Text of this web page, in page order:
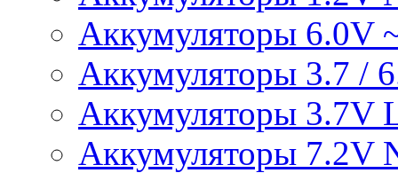
Аккумуляторы 6.0V
Аккумуляторы 3.7 /
Аккумуляторы 3.7V
Аккумуляторы 7.2V